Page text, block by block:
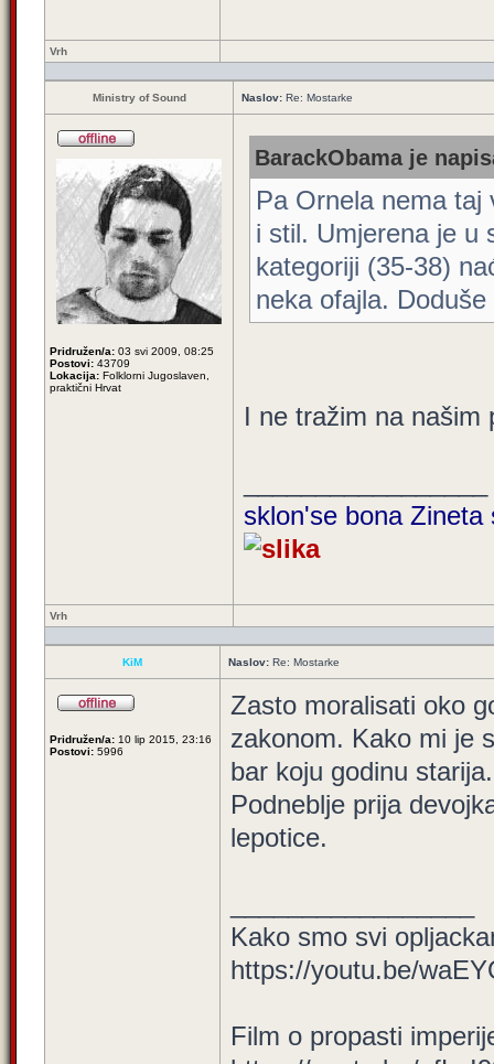
Vrh
Ministry of Sound Naslov: Re: Mostarke
Pridružen/a: 03 svi 2009, 08:25
Postovi: 43709
Lokacija: Folklorni Jugoslaven,
praktični Hrvat
BarackObama je
Pa Ornela nema taj
i stil. Umjerena je u
kategoriji (35-38)
neka ofajla.
I ne tražim na našim
sklon'se bona
Vrh
KiM Naslov: Re: Mostarke
Pridružen/a: 10 lip 2015, 23:16
Postovi: 5996
Zasto moralisati oko
zakonom. Kako mi je
bar koju godinu starija.
Podneblje prija
lepotice.
Kako smo svi
https://youtu.be/
Film o propasti